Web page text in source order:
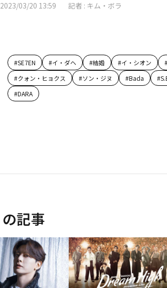
2023/03/20 13:59 記者 : キム・ボラ
#SE7EN #イ・ダヘ #結婚 #イ・シオン
#クォン・ヒョクス #ソン・ジヌ #Bada #
#DARA
の記事